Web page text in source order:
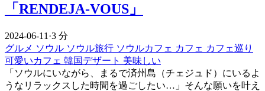
「RENDEJA-VOUS」
2024-06-11 ·3 分
グルメ ソウル ソウル旅行 ソウルカフェ カフェ カフェ巡り
可愛いカフェ 韓国デザート 美味しい
「ソウルにいながら、まるで済州島（チェジュド）にいるよ
うなリラックスした時間を過ごしたい…」そんな願いを叶え